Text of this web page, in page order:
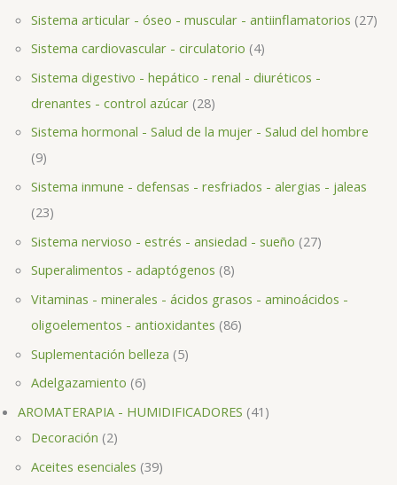
Sistema articular - óseo - muscular - antiinflamatorios 27
Sistema cardiovascular - circulatorio 4
Sistema digestivo - hepático - renal - diuréticos -
drenantes - control azúcar 28
Sistema hormonal - Salud de la mujer - Salud del hombre
9
Sistema inmune - defensas - resfriados - alergias - jaleas
23
Sistema nervioso - estrés - ansiedad - sueño 27
Superalimentos - adaptógenos 8
Vitaminas - minerales - ácidos grasos - aminoácidos -
oligoelementos - antioxidantes 86
Suplementación belleza 5
Adelgazamiento 6
AROMATERAPIA - HUMIDIFICADORES 41
Decoración 2
Aceites esenciales 39